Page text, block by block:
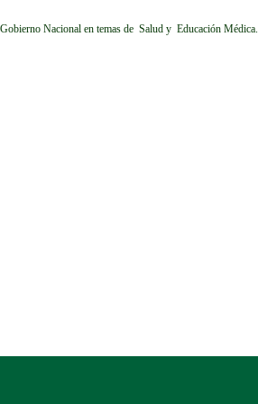
Nacional en temas de Salud y Educación Médica.